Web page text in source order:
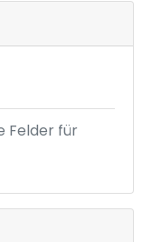
Felder für